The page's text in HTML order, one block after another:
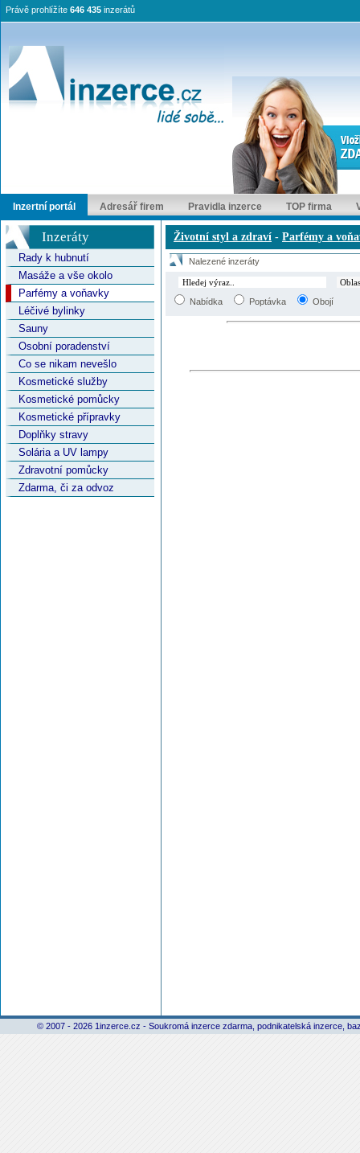
Právě prohlížíte 646 435 inzerátů
Inzertní portál Adresář firem Pravidla inzerce TOP firma
Inzeráty
Rady k hubnutí
Masáže a vše okolo
Parfémy a voňavky
Léčivé bylinky
Sauny
Osobní poradenství
Co se nikam nevešlo
Kosmetické služby
Kosmetické pomůcky
Kosmetické přípravky
Doplňky stravy
Solária a UV lampy
Zdravotní pomůcky
Zdarma, či za odvoz
Životní styl a zdraví - Parfémy a
Nalezené inzeráty
Nabídka Poptávka Obojí
© 2007 - 2026 1inzerce.cz - Soukromá inzerce zdarma, podnikatelská inzerce,